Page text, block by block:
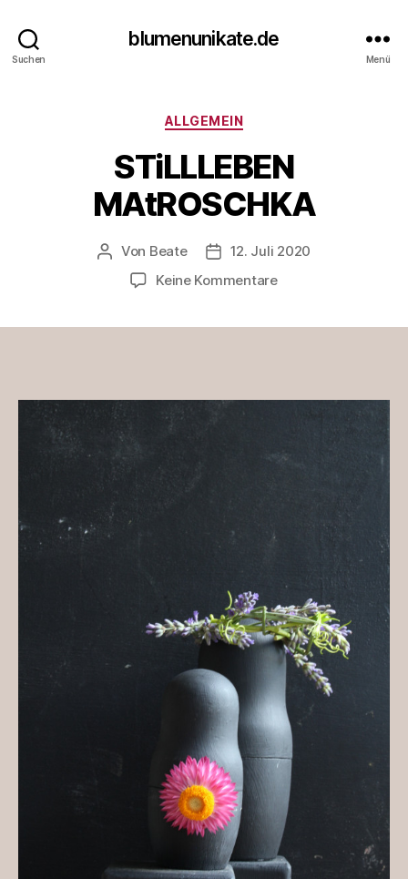
Suchen
blumenunikate.de
Menü
Kategorien
ALLGEMEIN
STiLLLEBEN
MAtROSCHKA
Beitragsautor
Von Beate Veröffentlichungsdatum
12. Juli 2020
Keine Kommentarezu